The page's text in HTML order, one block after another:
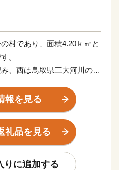
村であり、面積4.20ｋ㎡と
。
、西は鳥取県三大河川の日
”チューリップ”。毎年４
開催し、節目の年には有名
がりを見せています。
株式会社 米子工場が協働し
報を見る
礼品を見る
りに追加する